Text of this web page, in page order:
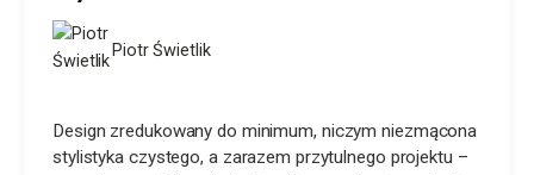
Piotr Świetlik
Design zredukowany do minimum, niczym niezmącona
stylistyka czystego, a zarazem przytulnego projektu –